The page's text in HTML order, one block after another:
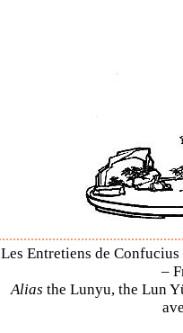
Les Entretiens de
–
Alias the Lunyu, the Lun